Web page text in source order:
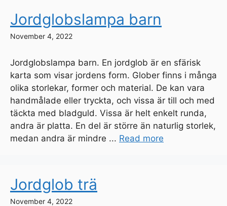
Jordglobslampa barn
November 4, 2022
Jordglobslampa barn. En jordglob är en sfärisk
karta som visar jordens form. Glober finns i många
olika storlekar, former och material. De kan vara
handmålade eller tryckta, och vissa är till och med
täckta med bladguld. Vissa är helt enkelt runda,
andra är platta. En del är större än naturlig storlek,
medan andra är mindre ... Read more
Jordglob trä
November 4, 2022